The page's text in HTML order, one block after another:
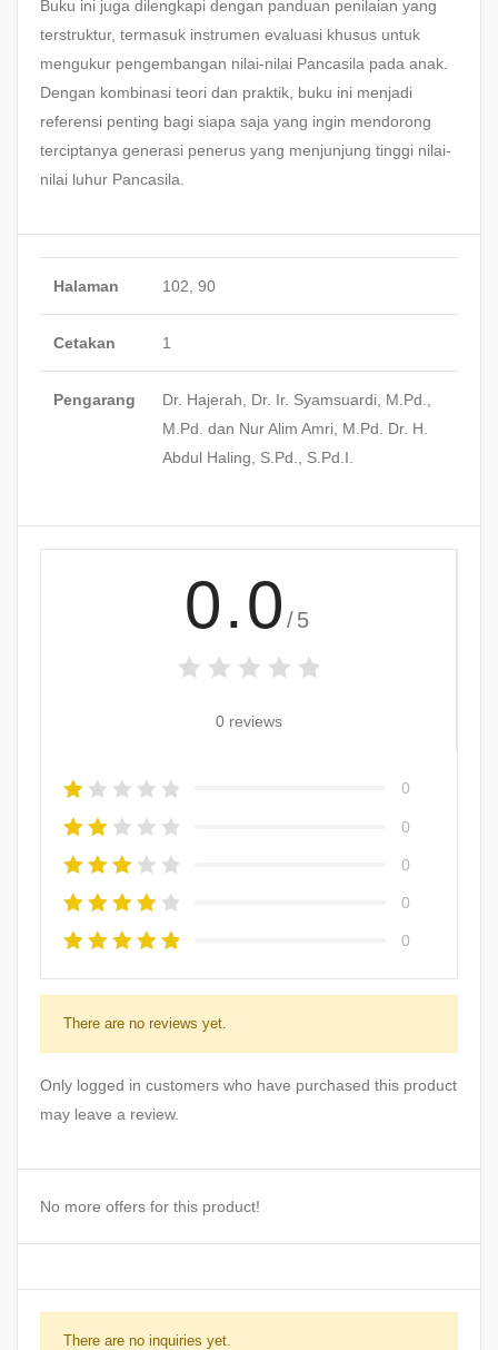
Buku ini juga dilengkapi dengan panduan penilaian yang
terstruktur, termasuk instrumen evaluasi khusus untuk
mengukur pengembangan nilai-nilai Pancasila pada anak.
Dengan kombinasi teori dan praktik, buku ini menjadi
referensi penting bagi siapa saja yang ingin mendorong
terciptanya generasi penerus yang menjunjung tinggi nilai-
nilai luhur Pancasila.
Halaman 102, 90
Cetakan 1
Pengarang
Dr. Hajerah, Dr. Ir. Syamsuardi, M.Pd.,
M.Pd. dan Nur Alim Amri, M.Pd. Dr. H.
Abdul Haling, S.Pd., S.Pd.I.
0.0 /5
0 reviews
0
0
0
0
0
There are no reviews yet.
Only logged in customers who have purchased this product
may leave a review.
No more offers for this product!
There are no inquiries yet.